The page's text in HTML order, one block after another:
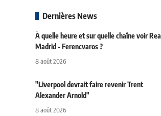
Dernières News
À quelle heure et sur quelle chaîne voir Real
Madrid - Ferencvaros ?
8 août 2026
"Liverpool devrait faire revenir Trent
Alexander Arnold"
8 août 2026